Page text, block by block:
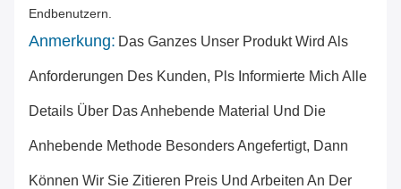
Endbenutzern.
Anmerkung: Das Ganzes Unser Produkt Wird Als
Anforderungen Des Kunden, Pls Informierte Mich Alle
Details Über Das Anhebende Material Und Die
Anhebende Methode Besonders Angefertigt, Dann
Können Wir Sie Zitieren Preis Und Arbeiten An Der